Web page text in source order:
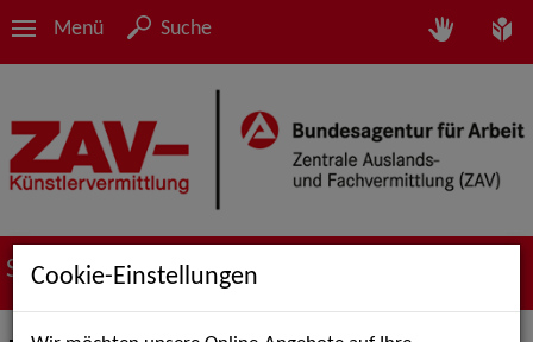
Menü Suche
Suche nach Künstler*innen
Cookie-Einstellungen